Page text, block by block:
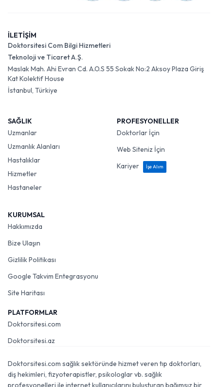
İLETİŞİM
Doktorsitesi Com Bilgi Hizmetleri
Teknoloji ve Ticaret A.Ş.
Maslak Mah. Ahi Evran Cd. A.O.S 55 Sokak No:2 Aksoy Plaza Giriş
Kat Kolektif House
İstanbul, Türkiye
SAĞLIK
Uzmanlar
Uzmanlık Alanları
Hastalıklar
Hizmetler
Hastaneler
PROFESYONELLER
Doktorlar İçin
Web Siteniz İçin
Kariyer
İşe Alım
KURUMSAL
Hakkımızda
Bize Ulaşın
Gizlilik Politikası
Google Takvim Entegrasyonu
Site Haritası
PLATFORMLAR
Doktorsitesi.com
Doktorsitesi.az
Doktorsitesi.com sağlık sektöründe hizmet veren tıp doktorları,
diş hekimleri, fizyoterapistler, psikologlar vb. sağlık
profesyonelleri ile internet kullanıcılarını buluşturan bağımsız bir